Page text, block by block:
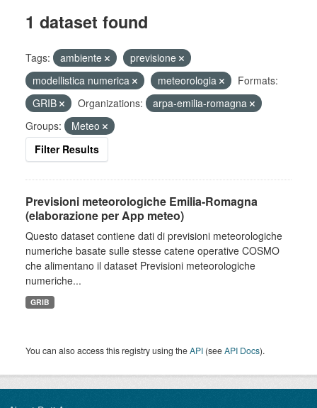
1 dataset found
Tags: ambiente
previsione
modellistica numerica
meteorologia
Formats:
GRIB
Organizations:
arpa-emilia-romagna
Groups:
Meteo
Filter Results
Previsioni meteorologiche Emilia-Romagna
(elaborazione per App meteo)
Questo dataset contiene dati di previsioni meteorologiche
numeriche basate sulle stesse catene operative COSMO
che alimentano il dataset Previsioni meteorologiche
numeriche...
GRIB
You can also access this registry using theAPI (seeAPI Docs).